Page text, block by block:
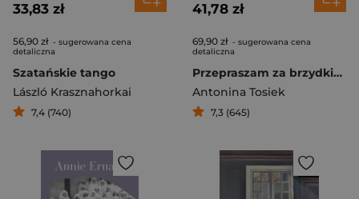
33,83 zł
56,90 zł - sugerowana cena
detaliczna
Szatańskie tango
László Krasznahorkai
7,4 (740)
41,78 zł
69,90 zł - sugerowana cena
detaliczna
Przepraszam za brzydkie pismo Pamiętniki wiejskich kobiet
Antonina Tosiek
7,3 (645)